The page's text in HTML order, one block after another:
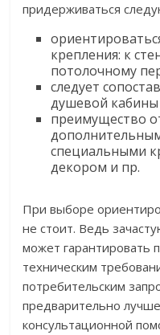
придерживаться
крепления: к
потолочному
следует
душевой кабины
преимущество
специальными
декором и пр.
При выборе
не стоит. Ведь
может гарантировать
техническим
потребительским
предварительно
консультационной